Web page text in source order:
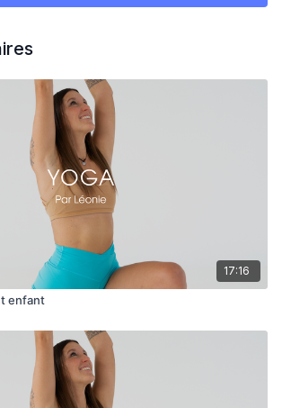
17:16
enfant